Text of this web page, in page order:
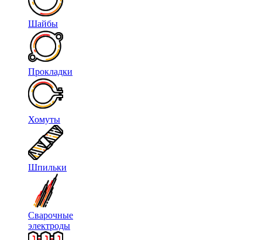
Шайбы
Прокладки
Хомуты
Шпильки
Сварочные
электроды